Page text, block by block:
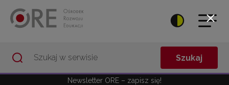
Szukaj
Newsletter ORE – zapisz się!